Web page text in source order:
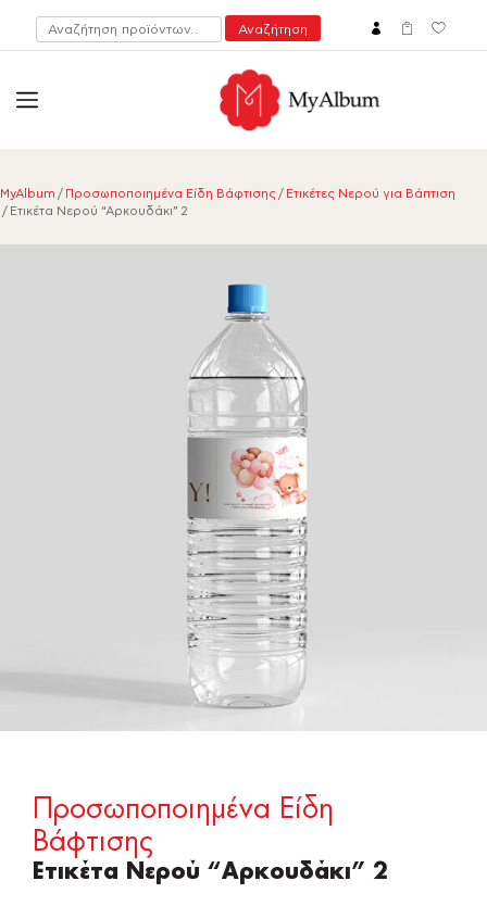
Αναζήτηση
για:
Αναζήτηση
open
MyAlbum / Προσωποποιημένα Είδη Βάφτισης / Ετικέτες Νερού για Βάπτιση
/ Ετικέτα Νερού “Αρκουδάκι” 2
Προσωποποιημένα Είδη
Βάφτισης
Ετικέτα Νερού “Αρκουδάκι” 2